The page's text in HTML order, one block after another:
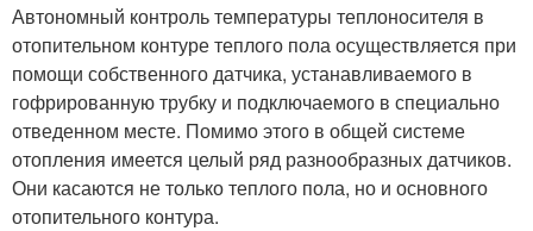
Автономный контроль температуры теплоносителя в
отопительном контуре теплого пола осуществляется при
помощи собственного датчика, устанавливаемого в
гофрированную трубку и подключаемого в специально
отведенном месте. Помимо этого в общей системе
отопления имеется целый ряд разнообразных датчиков.
Они касаются не только теплого пола, но и основного
отопительного контура.